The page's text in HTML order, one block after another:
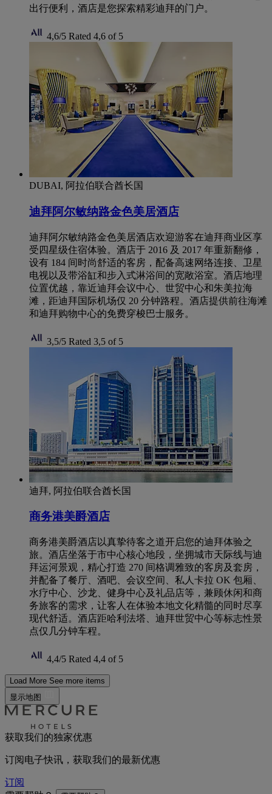
出行便利，酒店是您探索精彩迪拜的门户。
4,6/5 Rated 4,6 of 5
DUBAI, 阿拉伯联合酋长国
迪拜阿尔敏纳路金色美居酒店
迪拜阿尔敏纳路金色美居酒店欢迎游客在迪拜商业区享
受四星级住宿体验。酒店于 2016 及 2017 年重新翻修，
设有 184 间时尚舒适的客房，配备高速网络连接、卫星
电视以及带浴缸和步入式淋浴间的宽敞浴室。酒店地理
位置优越，靠近迪拜会议中心、世贸中心和朱美拉海
滩，距迪拜国际机场仅 20 分钟路程。酒店提供前往海滩
和迪拜购物中心的免费穿梭巴士服务。
3,5/5 Rated 3,5 of 5
迪拜, 阿拉伯联合酋长国
商务港美爵酒店
商务港美爵酒店以真挚待客之道开启您的迪拜体验之
旅。酒店坐落于市中心核心地段，坐拥城市天际线与迪
拜运河景观，精心打造 270 间格调雅致的客房及套房，
并配备了餐厅、酒吧、会议空间、私人卡拉 OK 包厢、
水疗中心、沙龙、健身中心及礼品店等，兼顾休闲和商
务旅客的需求，让客人在体验本地文化精髓的同时尽享
现代舒适。酒店距哈利法塔、迪拜世贸中心等标志性景
点仅几分钟车程。
4,4/5 Rated 4,4 of 5
Load More See more items
显示地图
获取我们的独家优惠
订阅电子快讯，获取我们的最新优惠
订阅